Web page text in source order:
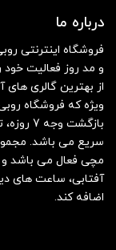
درباره ما
فروشگاه اینترنتی
و مد روز فعالیت خود
از بهترین گالری
ویژه که فروشگاه
سریع می باشد.
مچی فعال می باشد و
آفتابی، ساعت های
اضافه کند.